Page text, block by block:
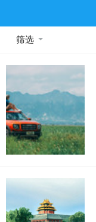
筛选